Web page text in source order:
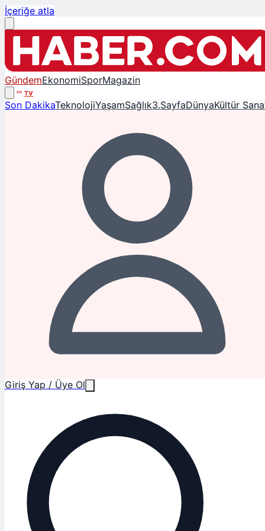
İçeriğe atla
GündemEkonomiSporMagazin
TV
Son DakikaTeknolojiYaşamSağlık3.SayfaDünyaKültür
Giriş Yap / Üye Ol